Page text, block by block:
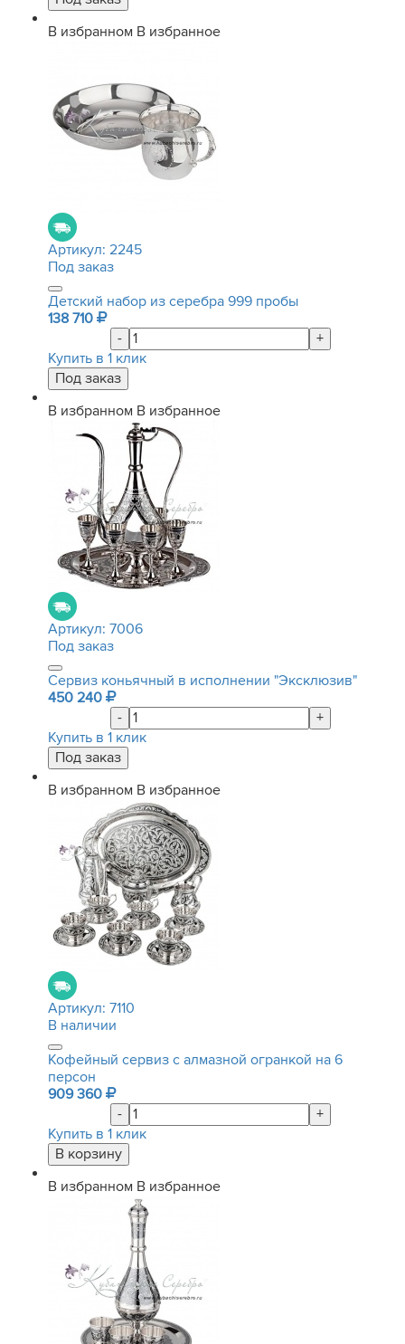
В избранном В избранное
Артикул: 2245
Под заказ
Детский набор из серебра 999 пробы
138 710
-
+
Купить в 1 клик
В избранном В избранное
Артикул: 7006
Под заказ
Сервиз коньячный в исполнении "Эксклюзив"
450 240
-
+
Купить в 1 клик
В избранном В избранное
Артикул: 7110
В наличии
Кофейный сервиз с алмазной огранкой на 6
персон
909 360
-
+
Купить в 1 клик
В избранном В избранное